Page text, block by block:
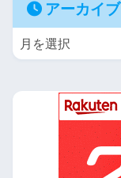
アーカイブ